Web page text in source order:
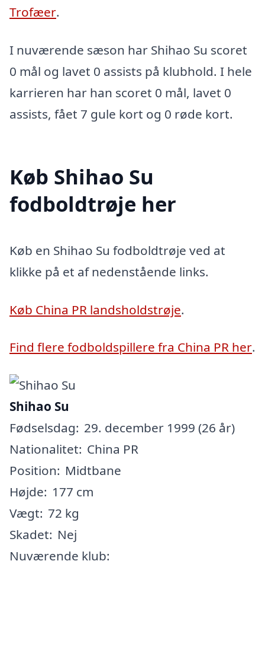
Trofæer.
I nuværende sæson har Shihao Su scoret
0 mål og lavet 0 assists på klubhold. I hele
karrieren har han scoret 0 mål, lavet 0
assists, fået 7 gule kort og 0 røde kort.
Køb Shihao Su
fodboldtrøje her
Køb en Shihao Su fodboldtrøje ved at
klikke på et af nedenstående links.
Køb China PR landsholdstrøje.
Find flere fodboldspillere fra China PR her.
Shihao Su
Fødselsdag: 29. december 1999 (26 år)
Nationalitet: China PR
Position: Midtbane
Højde: 177 cm
Vægt: 72 kg
Skadet: Nej
Nuværende klub: